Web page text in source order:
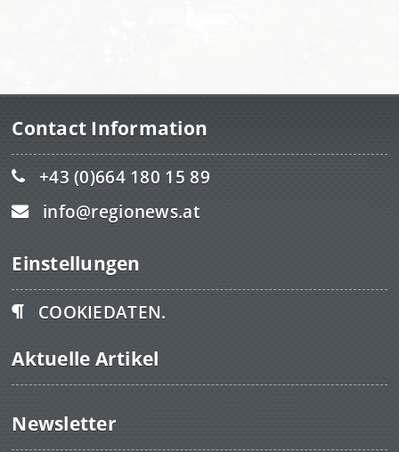
Contact Information
+43 (0)664 180 15 89
info@regionews.at
Einstellungen
COOKIEDATEN.
Aktuelle Artikel
Newsletter